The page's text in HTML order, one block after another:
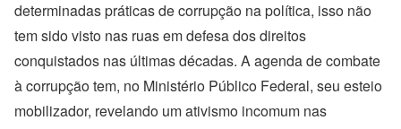
determinadas práticas de corrupção na política, isso não
tem sido visto nas ruas em defesa dos direitos
conquistados nas últimas décadas. A agenda de combate
à corrupção tem, no Ministério Público Federal, seu esteio
mobilizador, revelando um ativismo incomum nas